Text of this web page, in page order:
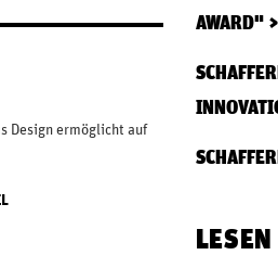
Design ermöglicht auf
AWARD"